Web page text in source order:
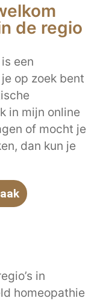
de regio
een
op zoek bent
in mijn online
of mocht je
dan kun je
in
homeopathie